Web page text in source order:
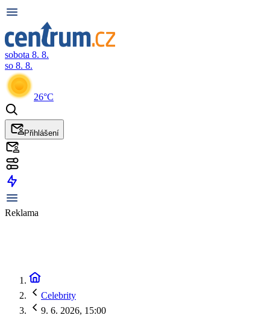
sobota 8. 8.
so 8. 8.
26°C
Přihlášení
Reklama
Celebrity
9. 6. 2026, 15:00